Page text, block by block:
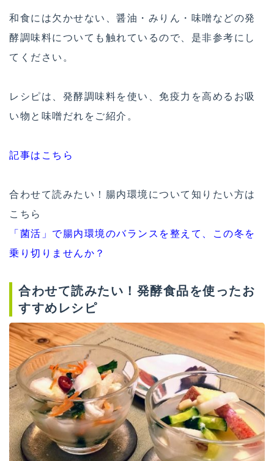
和食には欠かせない、醤油・みりん・味噌などの発
酵調味料についても触れているので、是非参考にし
てください。
レシピは、発酵調味料を使い、免疫力を高めるお吸
い物と味噌だれをご紹介。
記事はこちら
合わせて読みたい！腸内環境について知りたい方は
こちら
「菌活」で腸内環境のバランスを整えて、この冬を
乗り切りませんか？
合わせて読みたい！発酵食品を使ったお
すすめレシピ